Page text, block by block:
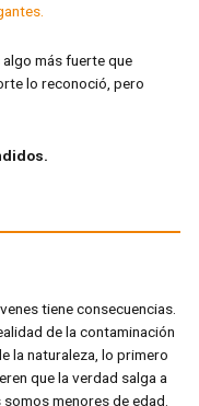
más fuerte que
lo reconoció, pero
tiene consecuencias.
de la contaminación
la naturaleza, lo primero
que la verdad salga a
menores de edad.